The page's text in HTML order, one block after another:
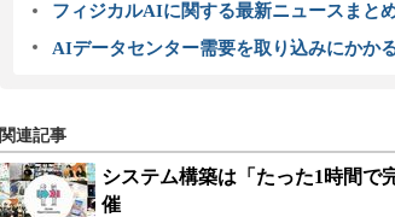
フィジカルAIに関する最新ニュースまと
AIデータセンター需要を取り込みにかか
関連記事
システム構築は「たった1時間で
催